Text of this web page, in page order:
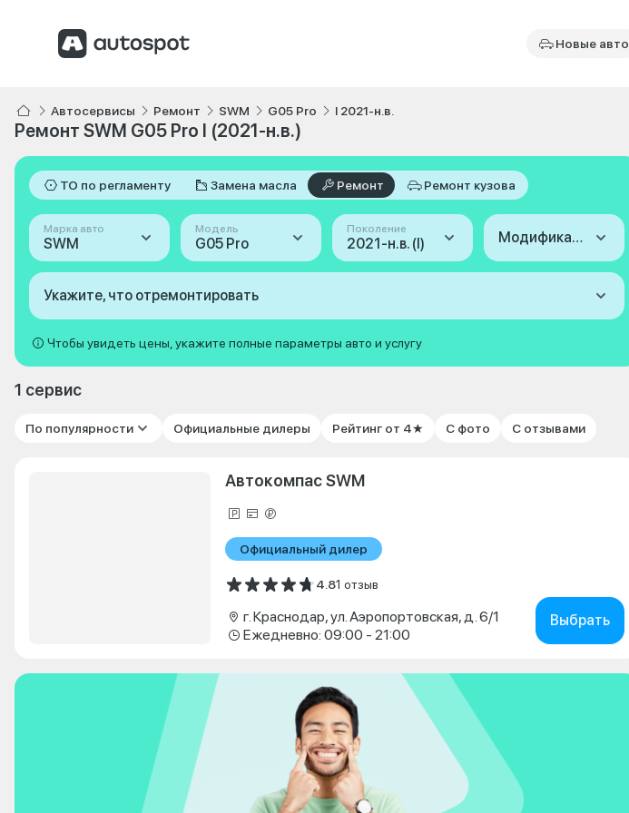
Новые авто
Автосервисы Ремонт SWM G05 Pro I 2021-н.в.
Ремонт SWM G05 Pro I (2021-н.в.)
ТО по регламенту Замена масла Ремонт Ремонт кузова
Марка авто
SWM
Модель
G05 Pro
Поколение
2021-н.в. (I) Модификация
Укажите, что отремонтировать
Чтобы увидеть цены, укажите полные параметры авто и услугу
1 сервис
По популярности Официальные дилеры Рейтинг от 4★ С фото С отзывами
Автокомпас SWM
Официальный дилер
4.81 отзыв
г. Краснодар, ул. Аэропортовская, д. 6/1
Ежедневно: 09:00 - 21:00
Выбрать